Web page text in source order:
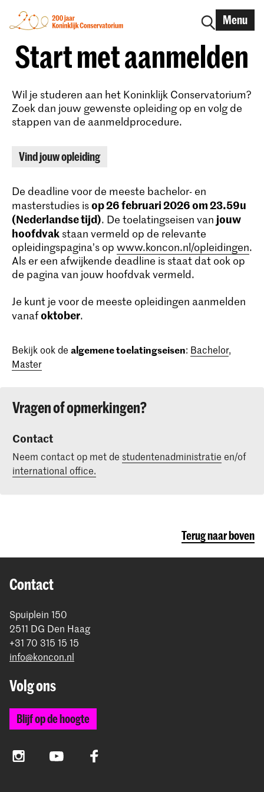
Menu
Start met aanmelden
Wil je studeren aan het Koninklijk Conservatorium?
Zoek dan jouw gewenste opleiding op en volg de
stappen van de aanmeldprocedure.
Vind jouw opleiding
De deadline voor de meeste bachelor- en
masterstudies isop 26 februari 2026 om 23.59u
(Nederlandse tijd). De toelatingseisen van jouw
hoofdvak staan vermeld op de relevante
opleidingspagina’s op www.koncon.nl/opleidingen.
Als er een afwijkende deadline is staat dat ook op
de pagina van jouw hoofdvak vermeld.
Je kunt je voor de meeste opleidingen aanmelden
vanafoktober.
Bekijk ook de algemene toelatingseisen: Bachelor,
Master
Vragen of opmerkingen?
Contact
Neem contact op met de studentenadministratie en/of
international office.
Terug naar boven
Contact
Spuiplein 150
2511 DG Den Haag
+31 70 315 15 15
info@koncon.nl
Volg ons
Blijf op de hoogte
InstagramYouTube Facebook